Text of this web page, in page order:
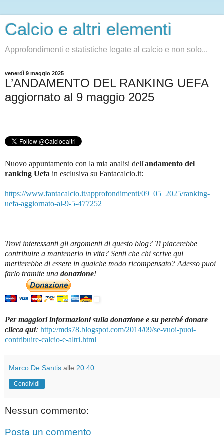
Calcio e altri elementi
Approfondimenti e statistiche legate al calcio e non solo...
venerdì 9 maggio 2025
L’ANDAMENTO DEL RANKING UEFA
aggiornato al 9 maggio 2025
Nuovo appuntamento con la mia analisi dell'andamento del
ranking Uefa in esclusiva su Fantacalcio.it:
https://www.fantacalcio.it/approfondimenti/09_05_2025/ranking-
uefa-aggiornato-al-9-5-477252
Trovi interessanti gli argomenti di questo blog? Ti piacerebbe
contribuire a mantenerlo in vita? Senti che chi scrive qui
meriterebbe di essere in qualche modo ricompensato? Adesso puoi
farlo tramite una donazione!
Per maggiori informazioni sulla donazione e su perché donare
clicca qui: http://mds78.blogspot.com/2014/09/se-vuoi-puoi-
contribuire-calcio-e-altri.html
Marco De Santis alle 20:40
Condividi
Nessun commento:
Posta un commento